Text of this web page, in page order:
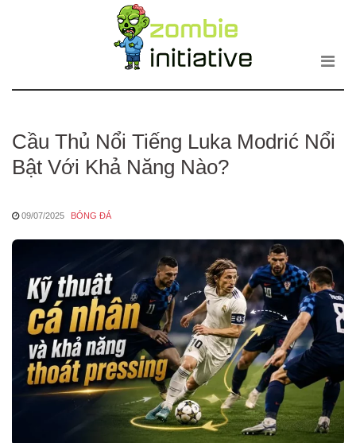
Cầu Thủ Nổi Tiếng Luka Modrić Nổi
Bật Với Khả Năng Nào?
09/07/2025 BÓNG ĐÁ